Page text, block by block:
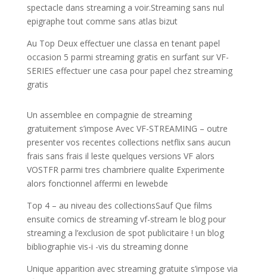
spectacle dans streaming a voir.Streaming sans nul
epigraphe tout comme sans atlas bizut
Au Top Deux effectuer une classa en tenant papel
occasion 5 parmi streaming gratis en surfant sur VF-
SERIES effectuer une casa pour papel chez streaming
gratis
Un assemblee en compagnie de streaming
gratuitement s’impose Avec VF-STREAMING – outre
presenter vos recentes collections netflix sans aucun
frais sans frais il leste quelques versions VF alors
VOSTFR parmi tres chambriere qualite Experimente
alors fonctionnel affermi en lewebde
Top 4 – au niveau des collectionsSauf Que films
ensuite comics de streaming vf-stream le blog pour
streaming a l’exclusion de spot publicitaire ! un blog
bibliographie vis-i -vis du streaming donne
Unique apparition avec streaming gratuite s’impose via